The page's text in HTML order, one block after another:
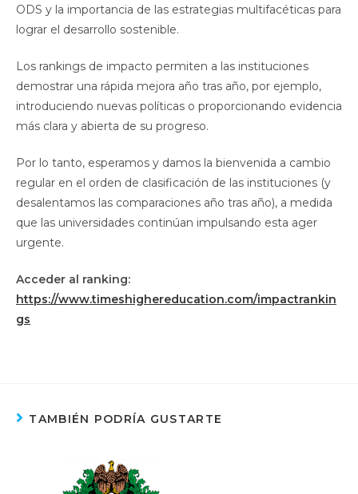
ODS y la importancia de las estrategias multifacéticas para
lograr el desarrollo sostenible.
Los rankings de impacto permiten a las instituciones
demostrar una rápida mejora año tras año, por ejemplo,
introduciendo nuevas políticas o proporcionando evidencia
más clara y abierta de su progreso.
Por lo tanto, esperamos y damos la bienvenida a cambio
regular en el orden de clasificación de las instituciones (y
desalentamos las comparaciones año tras año), a medida
que las universidades continúan impulsando esta ager
urgente.
Acceder al ranking:
https://www.timeshighereducation.com/impactrankin
gs
TAMBIÉN PODRÍA GUSTARTE